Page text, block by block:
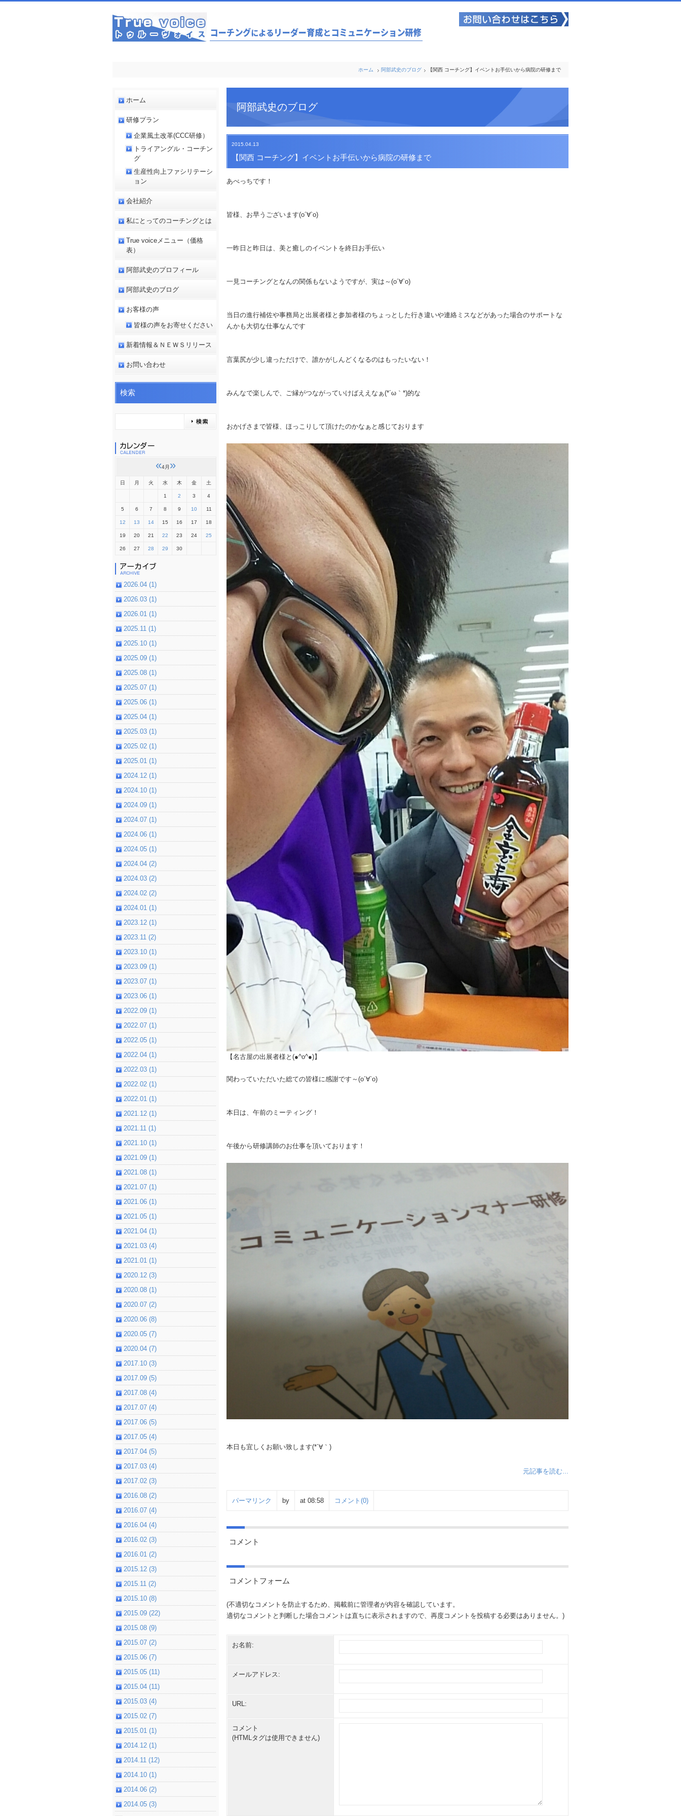
ホーム 阿部武史のブログ 【関西 コーチング】イベントお手伝いから病院の研修まで
阿部武史のブログ
2015.04.13
【関西 コーチング】イベントお手伝いから病院の研修まで
あべっちです！
皆様、お早うございます(о´∀`о)
一昨日と昨日は、美と癒しのイベントを終日お手伝い
一見コーチングとなんの関係もないようですが、実は～(о´∀`о)
当日の進行補佐や事務局と出展者様と参加者様のちょっとした行き違いや連絡ミスなどがあった場合のサポートな
んかも大切な仕事なんです
言葉尻が少し違っただけで、誰かがしんどくなるのはもったいない！
みんなで楽しんで、ご縁がつながっていけばええなぁ(*´ω｀*)的な
おかげさまで皆様、ほっこりして頂けたのかなぁと感じております
【名古屋の出展者様と(●^o^●)】
関わっていただいた総ての皆様に感謝です～(о´∀`о)
本日は、午前のミーティング！
午後から研修講師のお仕事を頂いております！
本日も宜しくお願い致します(*´∀｀)
元記事を読む...
パーマリンク by at 08:58 コメント(0)
コメント
コメントフォーム
(不適切なコメントを防止するため、掲載前に管理者が内容を確認しています。
適切なコメントと判断した場合コメントは直ちに表示されますので、再度コメントを投稿する必要はありません。)
お名前:
メールアドレス:
URL:
コメント
(HTMLタグは使用できません)
ホーム
研修プラン
企業風土改革(CCC研修）
トライアングル・コーチン
グ
生産性向上ファシリテーシ
ョン
会社紹介
私にとってのコーチングとは
True voiceメニュー（価格
表）
阿部武史のプロフィール
阿部武史のブログ
お客様の声
皆様の声をお寄せください
新着情報＆ＮＥＷＳリリース
お問い合わせ
検索
«4月 »
日 月 火 水 木 金 土
1 2 3 4
5 6 7 8 9 10 11
12 13 14 15 16 17 18
19 20 21 22 23 24 25
26 27 28 29 30
2026.04 (1)
2026.03 (1)
2026.01 (1)
2025.11 (1)
2025.10 (1)
2025.09 (1)
2025.08 (1)
2025.07 (1)
2025.06 (1)
2025.04 (1)
2025.03 (1)
2025.02 (1)
2025.01 (1)
2024.12 (1)
2024.10 (1)
2024.09 (1)
2024.07 (1)
2024.06 (1)
2024.05 (1)
2024.04 (2)
2024.03 (2)
2024.02 (2)
2024.01 (1)
2023.12 (1)
2023.11 (2)
2023.10 (1)
2023.09 (1)
2023.07 (1)
2023.06 (1)
2022.09 (1)
2022.07 (1)
2022.05 (1)
2022.04 (1)
2022.03 (1)
2022.02 (1)
2022.01 (1)
2021.12 (1)
2021.11 (1)
2021.10 (1)
2021.09 (1)
2021.08 (1)
2021.07 (1)
2021.06 (1)
2021.05 (1)
2021.04 (1)
2021.03 (4)
2021.01 (1)
2020.12 (3)
2020.08 (1)
2020.07 (2)
2020.06 (8)
2020.05 (7)
2020.04 (7)
2017.10 (3)
2017.09 (5)
2017.08 (4)
2017.07 (4)
2017.06 (5)
2017.05 (4)
2017.04 (5)
2017.03 (4)
2017.02 (3)
2016.08 (2)
2016.07 (4)
2016.04 (4)
2016.02 (3)
2016.01 (2)
2015.12 (3)
2015.11 (2)
2015.10 (8)
2015.09 (22)
2015.08 (9)
2015.07 (2)
2015.06 (7)
2015.05 (11)
2015.04 (11)
2015.03 (4)
2015.02 (7)
2015.01 (1)
2014.12 (1)
2014.11 (12)
2014.10 (1)
2014.06 (2)
2014.05 (3)